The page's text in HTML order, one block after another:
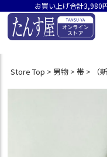
お買い上げ合計3,980
Store Top 男物 帯 （